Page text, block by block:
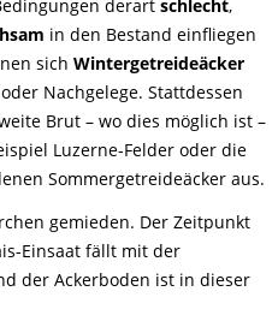
derart schlecht,
in den Bestand einfliegen
sich Wintergetreideäcker
Nachgelege. Stattdessen
Brut – wo dies möglich ist –
Luzerne-Felder oder die
Sommergetreideäcker aus.
gemieden. Der Zeitpunkt
Einsaat fällt mit der
der Ackerboden ist in dieser